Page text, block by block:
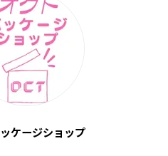
ケージショップ